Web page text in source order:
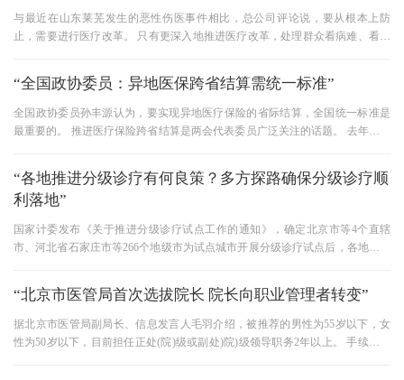
与最近在山东莱芜发生的恶性伤医事件相比，总公司评论说，要从根本上防
止，需要进行医疗改革。 只有更深入地推进医疗改革，处理群众看病难、看病
“全国政协委员：异地医保跨省结算需统一标准”
全国政协委员孙丰源认为，要实现异地医疗保险的省际结算，全国统一标准是
最重要的。 推进医疗保险跨省结算是两会代表委员广泛关注的话题。 去年，许
“各地推进分级诊疗有何良策？多方探路确保分级诊疗顺
利落地”
国家计委发布《关于推进分级诊疗试点工作的通知》，确定北京市等4个直辖
市、河北省石家庄市等266个地级市为试点城市开展分级诊疗试点后，各地纷纷
“北京市医管局首次选拔院长 院长向职业管理者转变”
据北京市医管局副局长、信息发言人毛羽介绍，被推荐的男性为55岁以下，女
性为50岁以下，目前担任正处(院)级或副处)院)级领导职务2年以上。 手续为民